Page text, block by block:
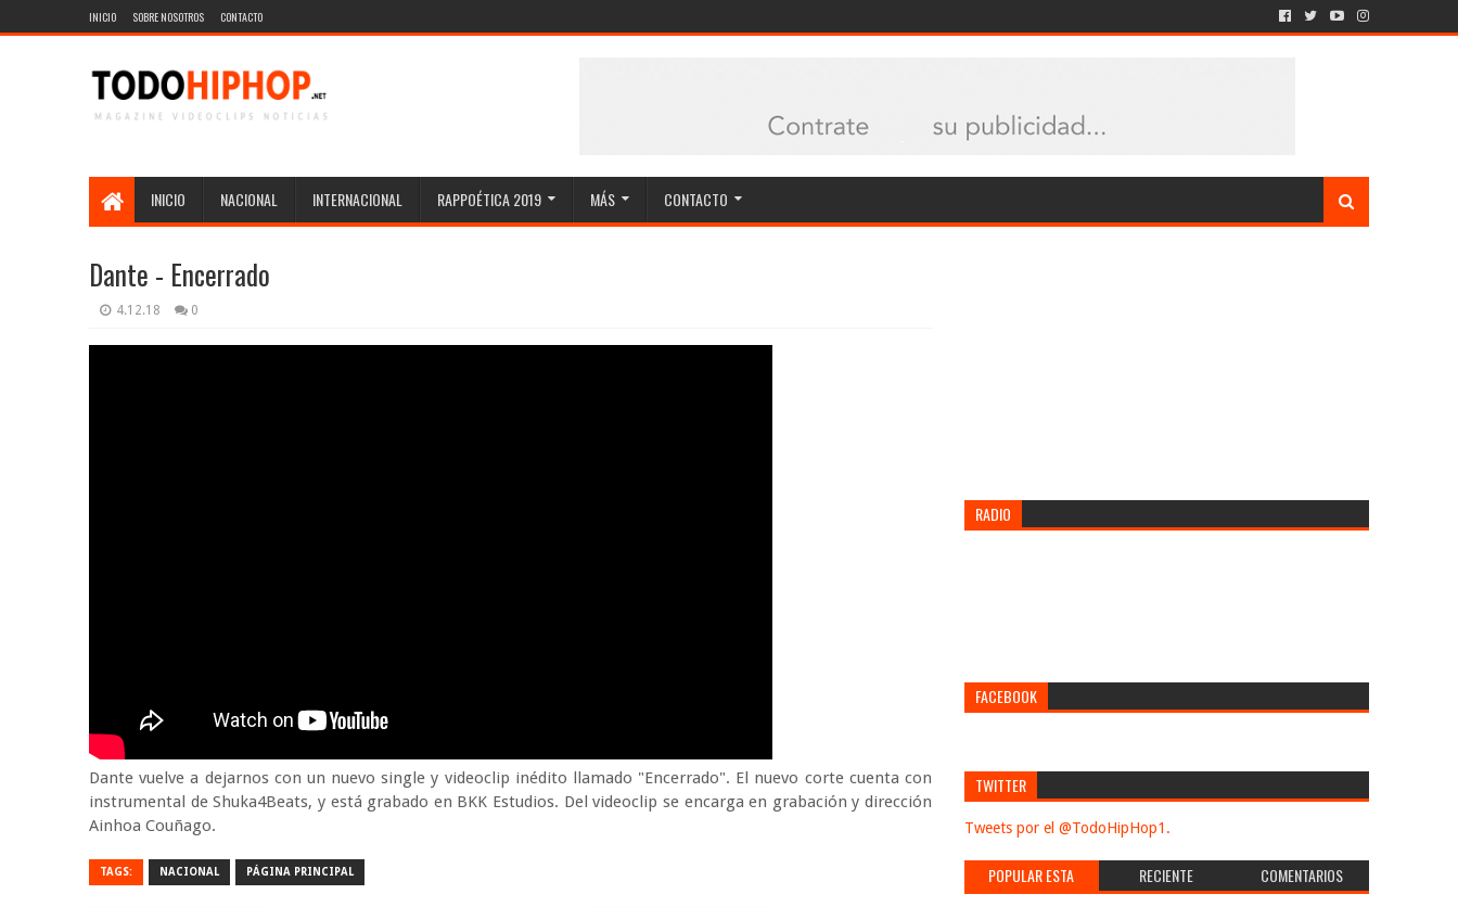
INICIO SOBRE NOSOTROS CONTACTO
INICIO NACIONAL INTERNACIONAL RAPPOÉTICA 2019 MÁS CONTACTO
Dante - Encerrado
4.12.18 0
Dante vuelve a dejarnos con un nuevo single y videoclip inédito llamado "Encerrado". El nuevo corte cuenta con
instrumental de Shuka4Beats, y está grabado en BKK Estudios. Del videoclip se encarga en grabación y dirección
Ainhoa Couñago.
TAGS: NACIONAL PÁGINA PRINCIPAL
RADIO
FACEBOOK
TWITTER
Tweets por el @TodoHipHop1.
POPULAR ESTA
RECIENTE COMENTARIOS